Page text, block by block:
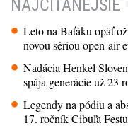
NAJČÍTANEJŠIE
Leto na Baťáku opäť
novou sériou open-air
Nadácia Henkel
spája generácie už 23
Legendy na pódiu a
17. ročník Cibuľa Festu